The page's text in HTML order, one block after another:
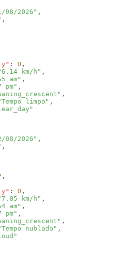
08/2026"
: 0
km/h"
am"
pm"
limpo"
08/2026"
: 0
km/h"
am"
pm"
nublado"